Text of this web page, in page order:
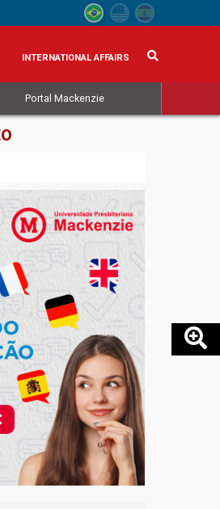
INTERNATIONAL AFFAIRS
Portal Mackenzie